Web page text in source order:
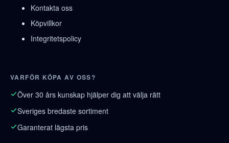
Kontakta oss
Köpvillkor
Integritetspolicy
VARFÖR KÖPA AV OSS?
Över 30 års kunskap hjälper dig att välja rätt
Sveriges bredaste sortiment
Garanterat lägsta pris